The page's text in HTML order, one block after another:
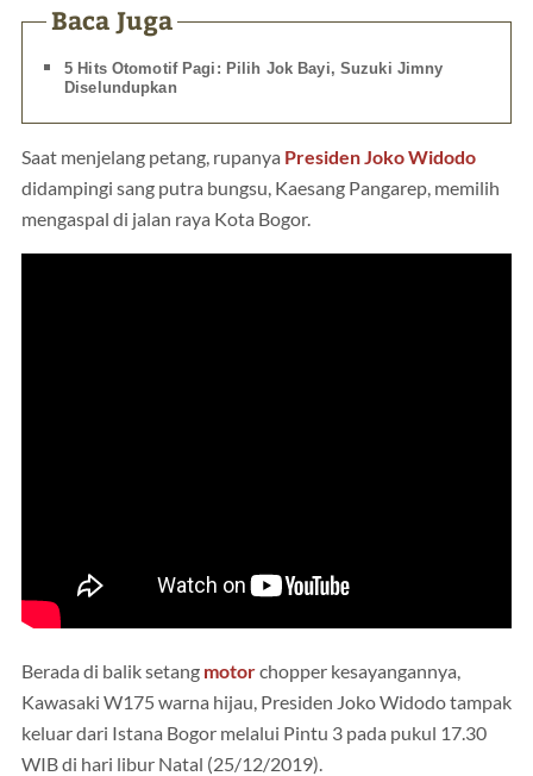
Baca Juga
5 Hits Otomotif Pagi: Pilih Jok Bayi, Suzuki Jimny
Diselundupkan
Saat menjelang petang, rupanya Presiden Joko Widodo
didampingi sang putra bungsu, Kaesang Pangarep, memilih
mengaspal di jalan raya Kota Bogor.
Berada di balik setang motorchopper kesayangannya,
Kawasaki W175 warna hijau, Presiden Joko Widodo tampak
keluar dari Istana Bogor melalui Pintu 3 pada pukul 17.30
WIB di hari libur Natal (25/12/2019).